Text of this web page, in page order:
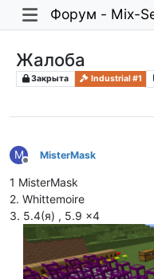
Форум - Mix-
Жалоба
Закрыта Industrial #1
M
Не в сети
MisterMask
1 MisterMask
2. Whittemoire
3. 5.4(я) , 5.9 x4